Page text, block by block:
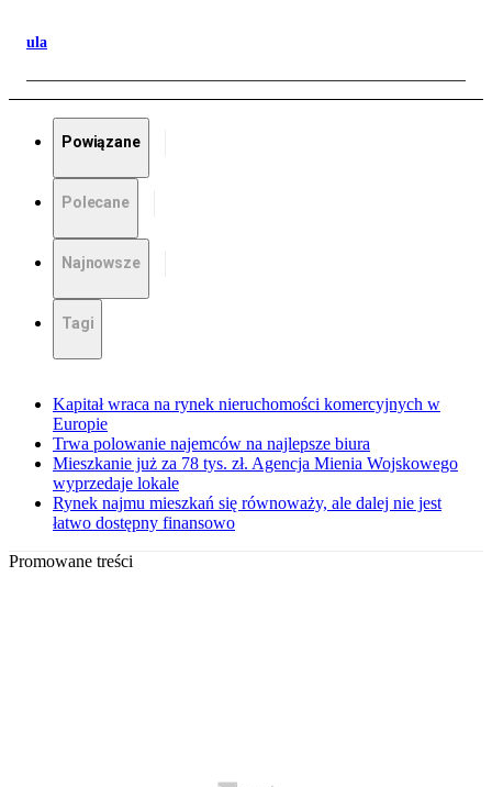
ula
Powiązane
Polecane
Najnowsze
Tagi
Kapitał wraca na rynek nieruchomości komercyjnych w
Europie
Trwa polowanie najemców na najlepsze biura
Mieszkanie już za 78 tys. zł. Agencja Mienia Wojskowego
wyprzedaje lokale
Rynek najmu mieszkań się równoważy, ale dalej nie jest
łatwo dostępny finansowo
Promowane treści